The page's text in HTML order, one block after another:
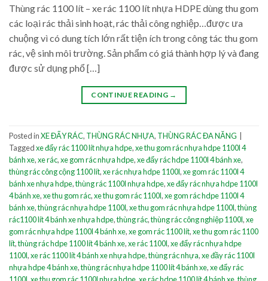
Thùng rác 1100 lít – xe rác 1100 lít nhựa HDPE dùng thu gom
các loại rác thải sinh hoạt, rác thải công nghiệp…được ưa
chuộng vì có dung tích lớn rất tiện ích trong công tác thu gom
rác, vệ sinh môi trường. Sản phẩm có giá thành hợp lý và đang
được sử dụng phổ […]
CONTINUE READING →
Posted inXE ĐẨY RÁC, THÙNG RÁC NHỰA, THÙNG RÁC ĐA NĂNG
Taggedxe đẩy rác 1100 lít nhựa hdpe,xe thu gom rác nhựa hdpe 1100l 4
bánh xe,xe rác,xe gom rác nhựa hdpe,xe đẩy rác hdpe 1100l 4 bánh xe,
thùng rác công cộng 1100 lít,xe rác nhựa hdpe 1100l,xe gom rác 1100l 4
bánh xe nhựa hdpe,thùng rác 1100l nhựa hdpe,xe đẩy rác nhựa hdpe 1100l
4 bánh xe,xe thu gom rác,xe thu gom rác 1100l,xe gom rác hdpe 1100l 4
bánh xe,thùng rác nhựa hdpe 1100l,xe thu gom rác nhựa hdpe 1100l,thùng
rác1100 lít 4 bánh xe nhựa hdpe,thùng rác,thùng rác công nghiệp 1100l,xe
gom rác nhựa hdpe 1100l 4 bánh xe,xe gom rác 1100 lít,xe thu gom rác 1100
lít,thùng rác hdpe 1100 lít 4 bánh xe,xe rác 1100l,xe đẩy rác nhựa hdpe
1100l,xe rác 1100 lít 4 bánh xe nhựa hdpe,thùng rác nhựa,xe đầy rác 1100l
nhựa hdpe 4 bánh xe,thùng rác nhựa hdpe 1100 lít 4 bánh xe,xe đẩy rác